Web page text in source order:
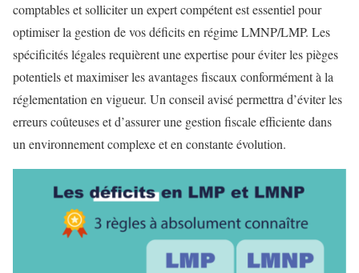
comptables et solliciter un expert compétent est essentiel pour
optimiser la gestion de vos déficits en régime LMNP/LMP. Les
spécificités légales requièrent une expertise pour éviter les pièges
potentiels et maximiser les avantages fiscaux conformément à la
réglementation en vigueur. Un conseil avisé permettra d’éviter les
erreurs coûteuses et d’assurer une gestion fiscale efficiente dans
un environnement complexe et en constante évolution.